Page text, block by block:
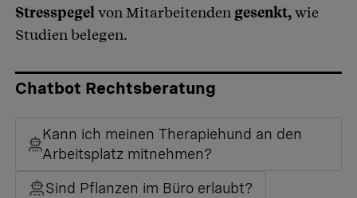
Stresspegelvon Mitarbeitenden gesenkt,wie
Studien belegen.
Chatbot Rechtsberatung
Kann ich meinen Therapiehund an den
Arbeitsplatz mitnehmen?
Sind Pflanzen im Büro erlaubt?